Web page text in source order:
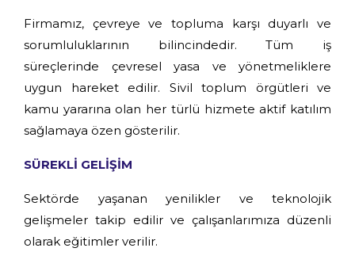
Firmamız, çevreye ve topluma karşı duyarlı ve
sorumluluklarının bilincindedir. Tüm iş
süreçlerinde çevresel yasa ve yönetmeliklere
uygun hareket edilir. Sivil toplum örgütleri ve
kamu yararına olan her türlü hizmete aktif katılım
sağlamaya özen gösterilir.
SÜREKLİ GELİŞİM
Sektörde yaşanan yenilikler ve teknolojik
gelişmeler takip edilir ve çalışanlarımıza düzenli
olarak eğitimler verilir.